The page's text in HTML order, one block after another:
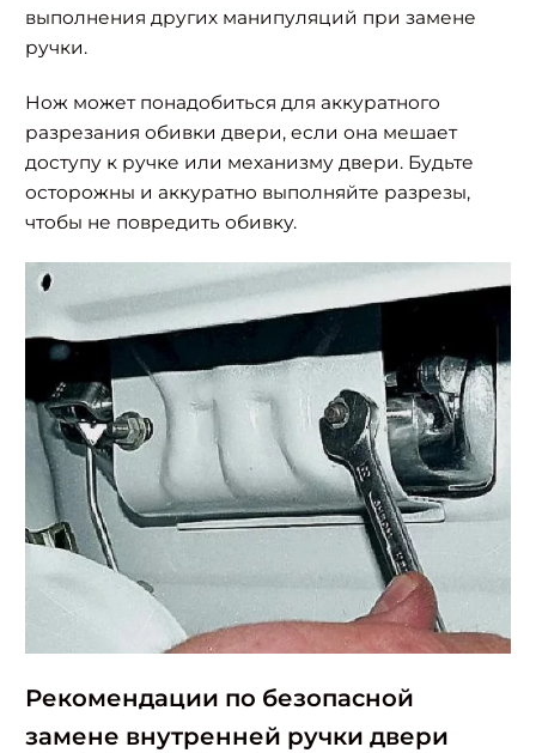
выполнения других манипуляций при замене
ручки.
Нож может понадобиться для аккуратного
разрезания обивки двери, если она мешает
доступу к ручке или механизму двери. Будьте
осторожны и аккуратно выполняйте разрезы,
чтобы не повредить обивку.
Рекомендации по безопасной
замене внутренней ручки двери